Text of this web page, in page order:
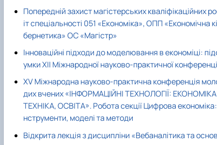
Попередній захист магістерських кваліфікаційних
іт спеціальності 051 «Економіка», ОПП «Економічна кі
бернетика» ОС «Магістр»
Інноваційні підходи до моделювання в економіці:
умки XIІ Міжнародної науково-практичної
XV Міжнародна науково-практична конференція
дих вчених «ІНФОРМАЦІЙНІ ТЕХНОЛОГІЇ:
ТЕХНІКА, ОСВІТА». Робота секції Цифрова економіка:
нструменти, моделі та методи
Відкрита лекція з дисципліни «Вебаналітика та